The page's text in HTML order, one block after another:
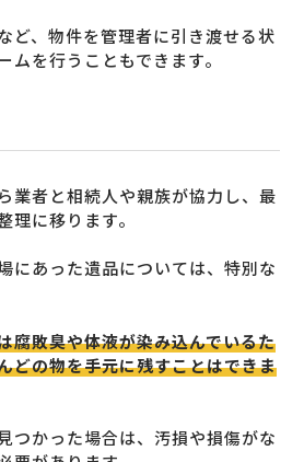
ど、物件を管理者に引き渡せる状
ムを行うこともできます。
業者と相続人や親族が協力し、最
理に移ります。
にあった遺品については、特別な
腐敗臭や体液が染み込んでいるた
どの物を手元に残すことはできま
つかった場合は、汚損や損傷がな